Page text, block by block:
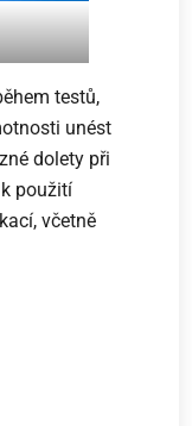
testů,
unést
dolety při
k použití
včetně